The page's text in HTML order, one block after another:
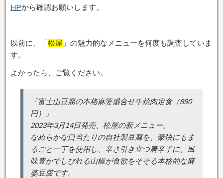
HPから確認お願いします。
以前に、「松屋 」の魅力的なメニューを何度も調査していま
す。
よかったら、ご覧ください。
「富士山豆腐の本格麻婆盛合せ牛焼肉定食（890
円）」
2023年3月14日発売、松屋の新メニュー。
なめらかな口当たりの自社製豆腐を、豪快にもま
るごと一丁を使用し、辛さ引き立つ唐辛子に、風
味豊かでしびれる山椒が食欲をそそる本格的な麻
婆豆腐です。